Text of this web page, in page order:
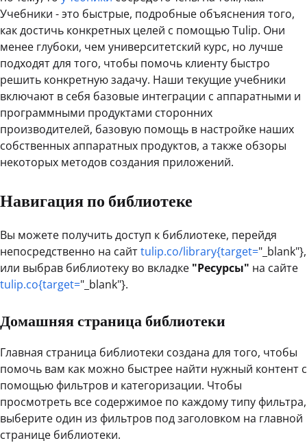
Учебники - это быстрые, подробные объяснения того,
как достичь конкретных целей с помощью Tulip. Они
менее глубоки, чем университетский курс, но лучше
подходят для того, чтобы помочь клиенту быстро
решить конкретную задачу. Наши текущие учебники
включают в себя базовые интеграции с аппаратными и
программными продуктами сторонних
производителей, базовую помощь в настройке наших
собственных аппаратных продуктов, а также обзоры
некоторых методов создания приложений.
Навигация по библиотеке
Вы можете получить доступ к библиотеке, перейдя
непосредственно на сайтtulip.co/library{target="_blank"},
или выбрав библиотеку во вкладке "Ресурсы" на сайте
tulip.co{target="_blank"}.
Домашняя страница библиотеки
Главная страница библиотеки создана для того, чтобы
помочь вам как можно быстрее найти нужный контент с
помощью фильтров и категоризации. Чтобы
просмотреть все содержимое по каждому типу фильтра,
выберите один из фильтров под заголовком на главной
странице библиотеки.